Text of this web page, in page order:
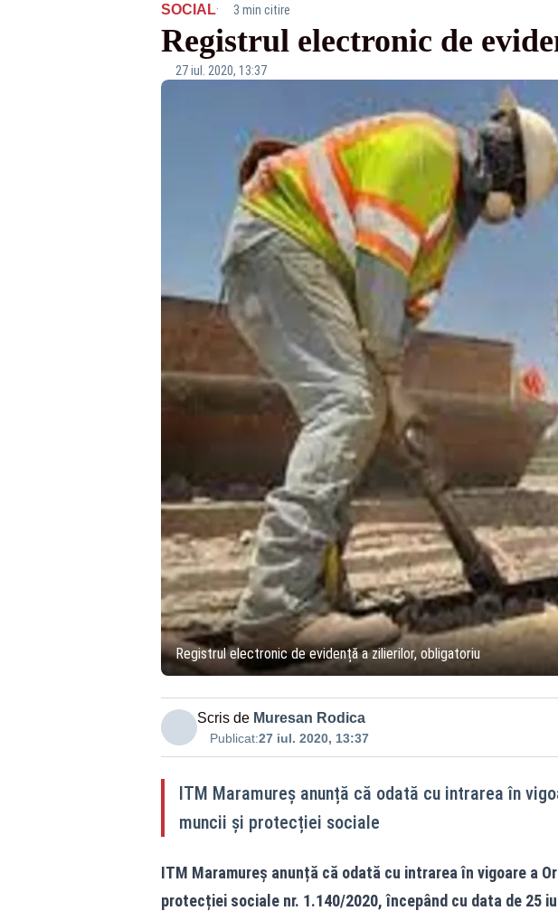
SOCIAL· 3 min citire
Registrul electronic de
27 iul. 2020, 13:37
Registrul electronic de evidență a zilierilor, obligatoriu
Scris de Muresan Rodica
Publicat:27 iul. 2020, 13:37
ITM Maramureș anunță că odată cu intrarea în
muncii și protecției sociale
ITM Maramureș anunță că odată cu intrarea în vigoare a
protecției sociale nr. 1.140/2020, începând cu data de 25